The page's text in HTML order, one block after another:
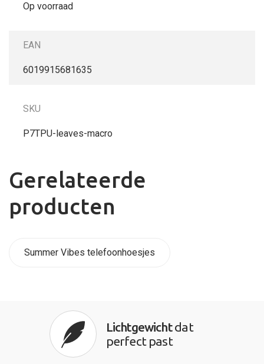
Op voorraad
EAN
6019915681635
SKU
P7TPU-leaves-macro
Gerelateerde
producten
Summer Vibes telefoonhoesjes
Lichtgewichtdat
perfect past